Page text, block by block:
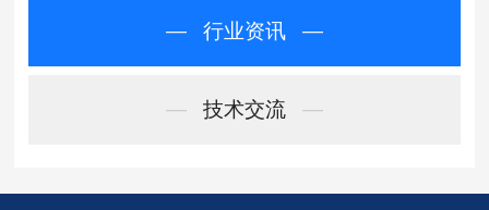
—行业资讯 —
—技术交流 —